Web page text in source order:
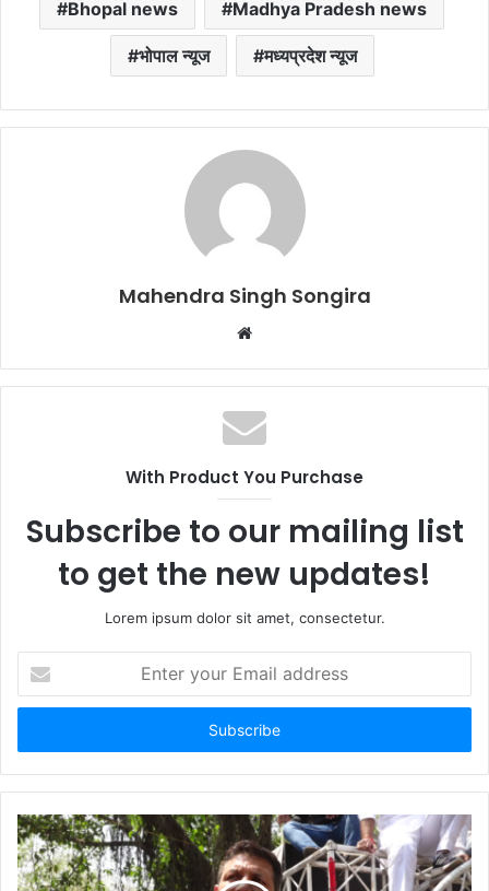
Bhopal news Madhya Pradesh news
भोपाल न्यूज मध्यप्रदेश न्यूज
Mahendra Singh Songira
Website
With Product You Purchase
Subscribe to our mailing list
to get the new updates!
Lorem ipsum dolor sit amet, consectetur.
your
Email